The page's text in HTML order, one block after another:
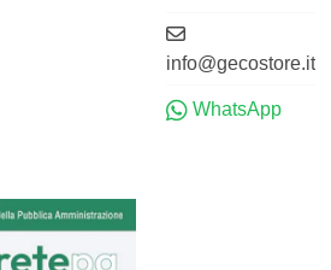
info@gecostore.it
WhatsApp